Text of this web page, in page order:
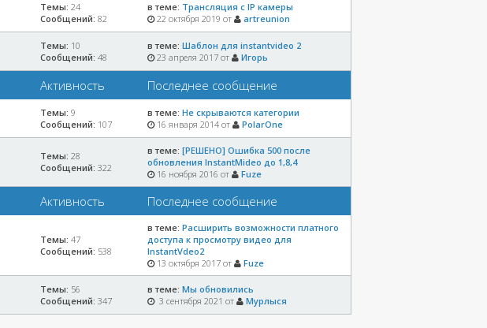
Темы: 24
Сообщений: 82
в теме: Трансляция с IP камеры
22 октября 2019 от
artreunion
Темы: 10
Сообщений: 48
в теме: Шаблон для instantvideo 2
23 апреля 2017 от
Игорь
Активность
Последнее сообщение
Темы: 9
Сообщений: 107
в теме: Не скрываются категории
16 января 2014 от
PolarOne
Темы: 28
Сообщений: 322
в теме: [РЕШЕНО] Ошибка 500 после
обновления InstantМideo до 1,8,4
16 ноября 2016 от
Fuze
Активность Последнее сообщение
Темы: 47
Сообщений: 538
в теме: Расширить возможности платного
доступа к просмотру видео для
InstantVdeo2
13 октября 2017 от
Fuze
Темы: 56
Сообщений: 347
в теме: Мы обновились
3 сентября 2021 от
Мурлыся